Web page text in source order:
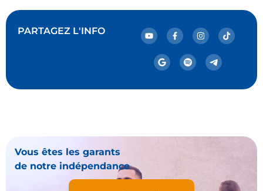
PARTAGEZ L'INFO
Vous êtes les garants
de notre indépendance